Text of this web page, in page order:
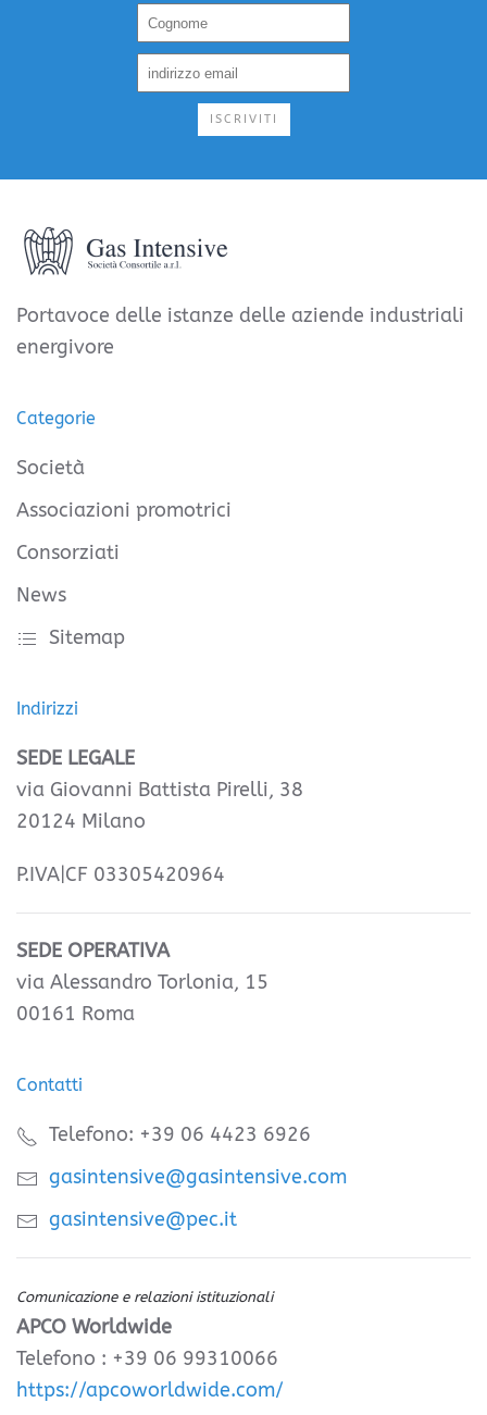
ISCRIVITI
Portavoce delle istanze delle aziende industriali
energivore
Categorie
Società
Associazioni promotrici
Consorziati
News
Sitemap
Indirizzi
SEDE LEGALE
via Giovanni Battista Pirelli, 38
20124 Milano
P.IVA|CF 03305420964
SEDE OPERATIVA
via Alessandro Torlonia, 15
00161 Roma
Contatti
Telefono: +39 06 4423 6926
gasintensive@gasintensive.com
gasintensive@pec.it
Comunicazione e relazioni istituzionali
APCO Worldwide
Telefono : +39 06 99310066
https://apcoworldwide.com/